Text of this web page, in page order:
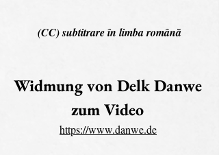
(CC) subtitrare în limba română
Widmung von Delk Danwe
zum Video
https://www.danwe.de